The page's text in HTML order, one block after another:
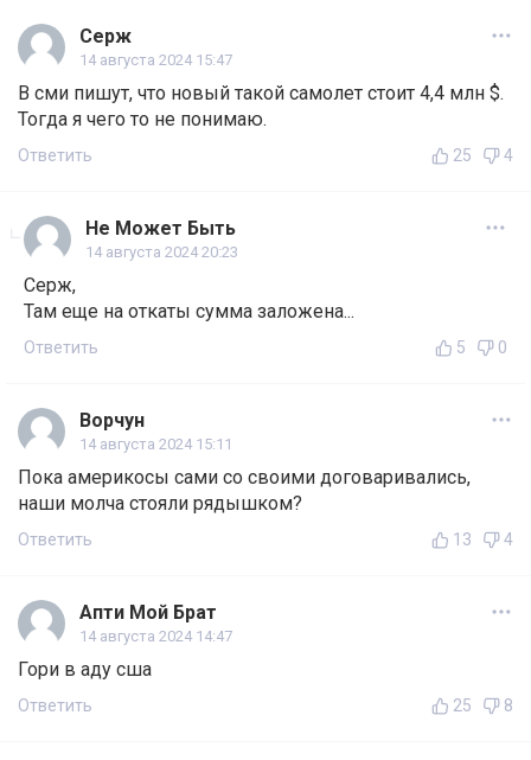
Серж
14 августа 2024 15:47
В сми пишут, что новый такой самолет стоит 4,4 млн $.
Тогда я чего то не понимаю.
Ответить 25 4
Не Может Быть
14 августа 2024 20:23
Серж,
Там еще на откаты сумма заложена...
Ответить 5 0
Ворчун
14 августа 2024 15:11
Пока америкосы сами со своими договаривались,
наши молча стояли рядышком?
Ответить 13 4
Апти Мой Брат
14 августа 2024 14:47
Гори в аду сша
Ответить 25 8